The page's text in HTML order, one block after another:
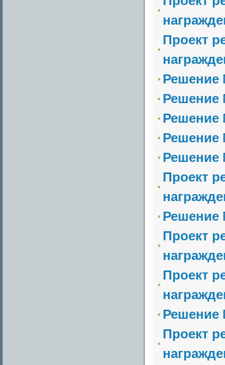
Проект
Решение
Решение
Решение
Решение
Решение
Проект
Решение
Проект
Проект
Решение
Проект